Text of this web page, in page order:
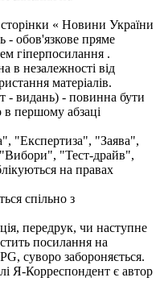
сторінки « Новини України
- обов'язкове пряме
гіперпосилання .
в незалежності від
матеріалів.
- видань) - повинна бути
в першому абзаці
"Експертиза", "Заява",
"Тест-драйв",
на правах
спільно з
передрук, чи наступне
посилання на
суворо забороняється.
Я-Корреспондент є автор